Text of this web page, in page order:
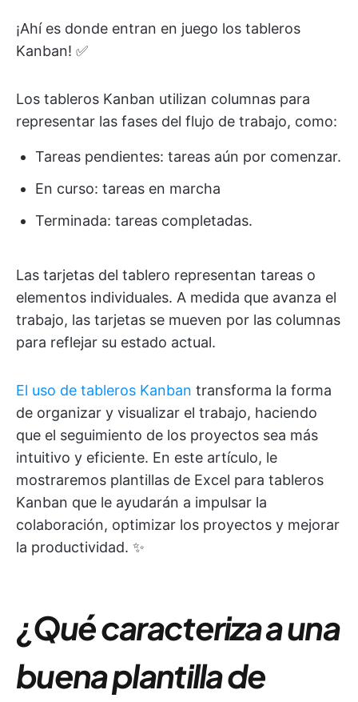
¡Ahí es donde entran en juego los tableros
Kanban! ✅
Los tableros Kanban utilizan columnas para
representar las fases del flujo de trabajo, como:
Tareas pendientes: tareas aún por comenzar.
En curso: tareas en marcha
Terminada: tareas completadas.
Las tarjetas del tablero representan tareas o
elementos individuales. A medida que avanza el
trabajo, las tarjetas se mueven por las columnas
para reflejar su estado actual.
El uso de tableros Kanban transforma la forma
de organizar y visualizar el trabajo, haciendo
que el seguimiento de los proyectos sea más
intuitivo y eficiente. En este artículo, le
mostraremos plantillas de Excel para tableros
Kanban que le ayudarán a impulsar la
colaboración, optimizar los proyectos y mejorar
la productividad. ✨
¿Qué caracteriza a una
buena plantilla de